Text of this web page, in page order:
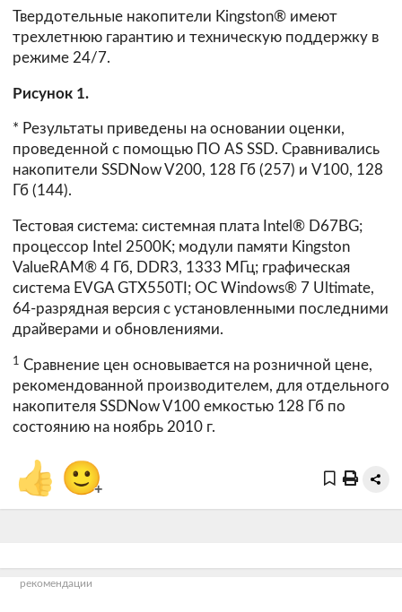
Твердотельные накопители Kingston® имеют
трехлетнюю гарантию и техническую поддержку в
режиме 24/7.
Рисунок 1.
* Результаты приведены на основании оценки,
проведенной с помощью ПО AS SSD. Сравнивались
накопители SSDNow V200, 128 Гб (257) и V100, 128
Гб (144).
Тестовая система: системная плата Intel® D67BG;
процессор Intel 2500K; модули памяти Kingston
ValueRAM® 4 Гб, DDR3, 1333 МГц; графическая
система EVGA GTX550TI; ОС Windows® 7 Ultimate,
64-разрядная версия с установленными последними
драйверами и обновлениями.
1
Сравнение цен основывается на розничной цене,
рекомендованной производителем, для отдельного
накопителя SSDNow V100 емкостью 128 Гб по
состоянию на ноябрь 2010 г.
👍 🙂+
рекомендации